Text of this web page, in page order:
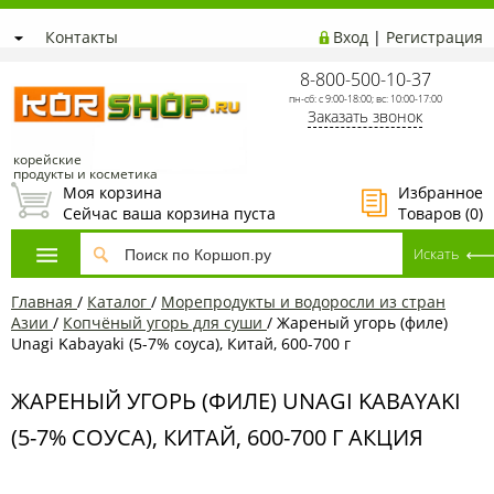
Контакты Вход | Регистрация
корейские
продукты и косметика
8-800-500-10-37
пн-сб: с 9:00-18:00; вс: 10:00-17:00
Заказать звонок
Избранное
Товаров (0)
Моя корзина
Сейчас ваша корзина пуста
Главная / Каталог / Морепродукты и водоросли из стран
Азии / Копчёный угорь для суши / Жареный угорь (филе)
Unagi Kabayaki (5-7% соуса), Китай, 600-700 г
ЖАРЕНЫЙ УГОРЬ (ФИЛЕ) UNAGI KABAYAKI
(5-7% СОУСА), КИТАЙ, 600-700 Г АКЦИЯ